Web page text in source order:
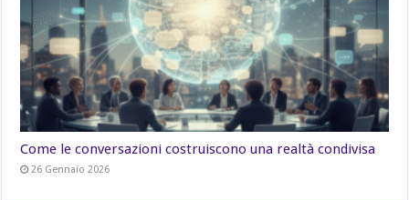
Come le conversazioni costruiscono una realtà condivisa
26 Gennaio 2026